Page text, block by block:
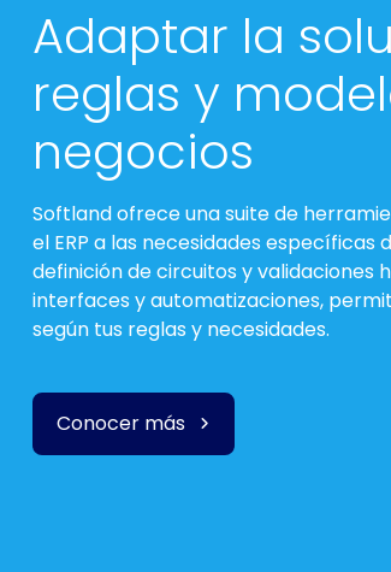
Adaptar la
reglas y
negocios
Softland ofrece una suite de
el ERP a las necesidades específicas
definición de circuitos y validaciones
interfaces y automatizaciones,
según tus reglas y necesidades.
Conocer más